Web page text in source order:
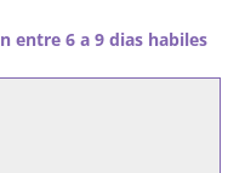
entre 6 a 9 dias habiles